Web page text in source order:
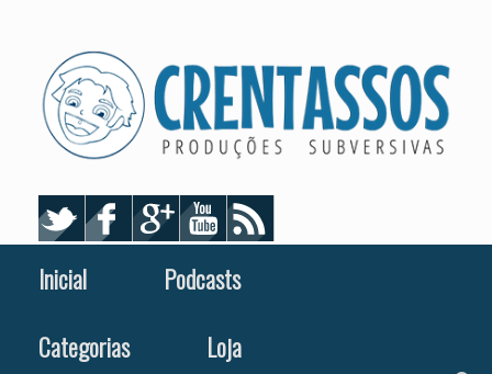
Inicial
Podcasts
Categorias
Loja